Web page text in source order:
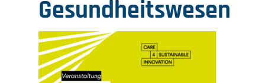
Gesundheitswesen